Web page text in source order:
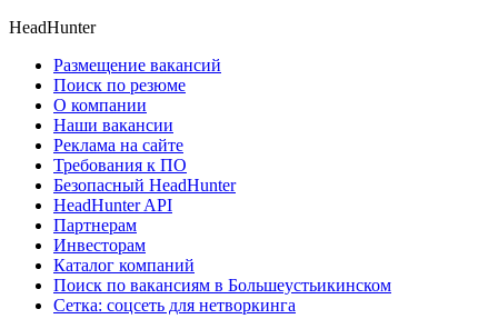
HeadHunter
Размещение вакансий
Поиск по резюме
О компании
Наши вакансии
Реклама на сайте
Требования к ПО
Безопасный HeadHunter
HeadHunter API
Партнерам
Инвесторам
Каталог компаний
Поиск по вакансиям в Большеустьикинском
Сетка: соцсеть для нетворкинга